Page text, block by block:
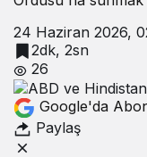
24 Haziran 2026,
2dk, 2sn
26
Google'da
Paylaş